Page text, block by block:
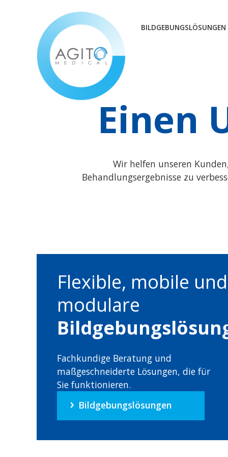
BILDGEBUNGSLÖSUNGEN
Einen
Wir helfen unseren
Behandlungsergebnisse zu
Flexible, mobile und
modulare
Fachkundige Beratung und
maßgeschneiderte Lösungen, die für
Sie funktionieren.
Bildgebungslösungen